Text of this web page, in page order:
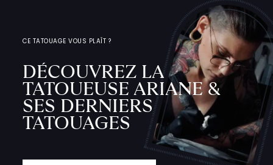
CE TATOUAGE VOUS PLAÎT ?
DÉCOUVREZ LA
TATOUEUSE ARIANE &
SES DERNIERS
TATOUAGES